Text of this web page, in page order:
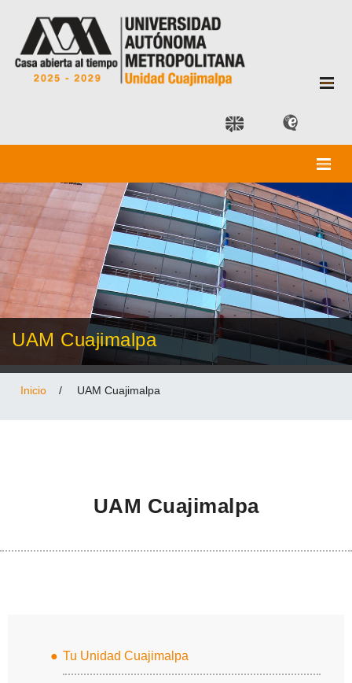
UAM Cuajimalpa
Inicio / UAM Cuajimalpa
UAM Cuajimalpa
Tu Unidad Cuajimalpa